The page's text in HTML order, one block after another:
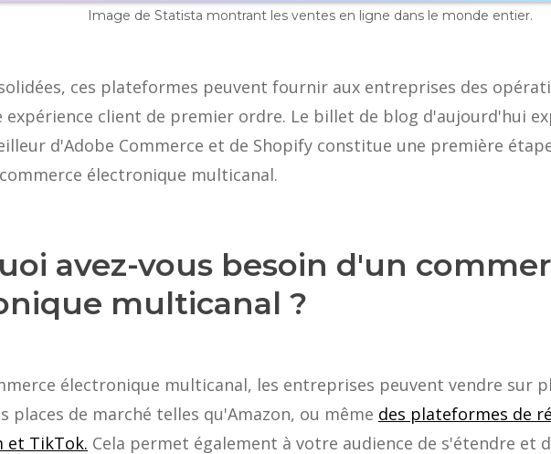
Image de Statista montrant les ventes en ligne dans le monde entier.
ces plateformes peuvent fournir aux entreprises des
expérience client de premier ordre. Le billet de blog d'aujourd'hui
d'Adobe Commerce et de Shopify constitue une première
électronique multicanal.
avez-vous besoin d'un
multicanal ?
électronique multicanal, les entreprises peuvent vendre sur
places de marché telles qu'Amazon, ou même des plateformes de
et TikTok. Cela permet également à votre audience de s'étendre et